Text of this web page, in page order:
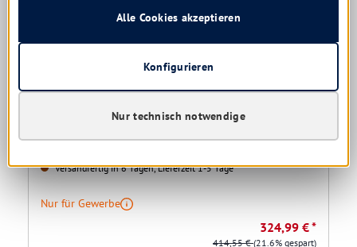
Ecolab Triplex energy plus 20 kg
Versandfertig in 6 Tagen, Lieferzeit 1-5 Tage
Nur für Gewerbe
324,99 € *
414,55 €(21.6% gespart)
Nur technisch notwendige
Konfigurieren
Alle Cookies akzeptieren